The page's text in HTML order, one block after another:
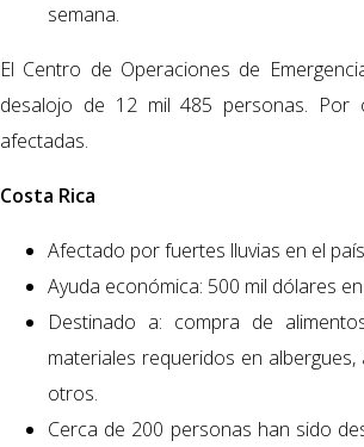
semana.
El Centro de Operaciones de
desalojo de 12 mil 485 personas.
afectadas.
Costa Rica
Afectado por fuertes lluvias en el
Ayuda económica: 500 mil dólares
Destinado a: compra de
materiales requeridos en
otros.
Cerca de 200 personas han sido